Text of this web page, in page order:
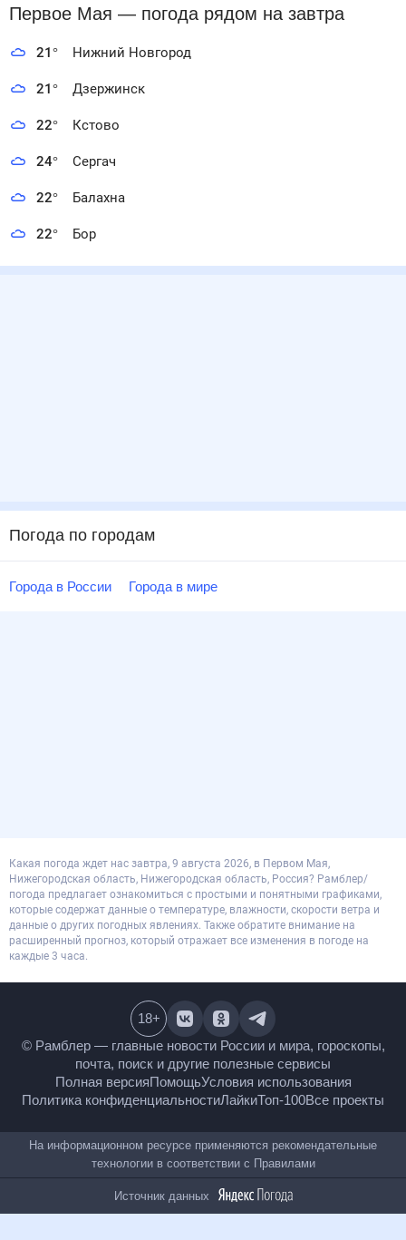
Первое Мая — погода рядомна завтра
21° Нижний Новгород
21° Дзержинск
22° Кстово
24° Сергач
22° Балахна
22° Бор
Погода по городам
Города в России Города в мире
Какая погода ждет нас завтра, 9 августа 2026, в Первом Мая,
Нижегородская область, Нижегородская область, Россия? Рамблер/
погода предлагает ознакомиться с простыми и понятными графиками,
которые содержат данные о температуре, влажности, скорости ветра и
данные о других погодных явлениях. Также обратите внимание на
расширенный прогноз, который отражает все изменения в погоде на
каждые 3 часа.
© Рамблер — главные новости России и мира,
гороскопы, почта, поиск и другие полезные сервисы
Полная версияПомощьУсловия использования
Политика конфиденциальностиЛайкиТоп-100
18+
На информационном ресурсе применяются
рекомендательные технологии в соответствии сПравилами
Источник данных